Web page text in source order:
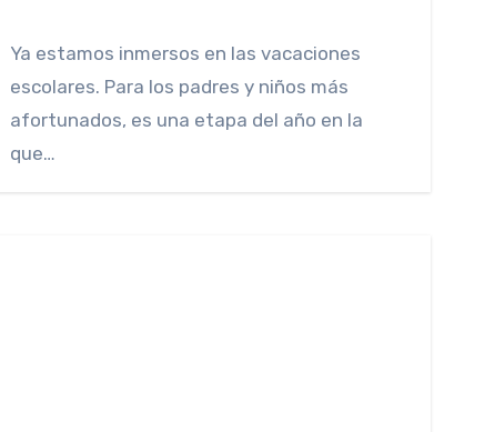
Ya estamos inmersos en las vacaciones
escolares. Para los padres y niños más
afortunados, es una etapa del año en la
que…